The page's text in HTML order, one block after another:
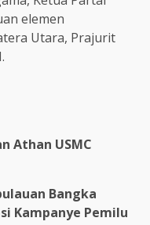
elemen
Utara, Prajurit
Athan USMC
Bangka
Kampanye Pemilu